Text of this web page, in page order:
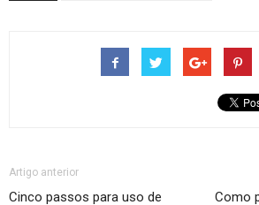
Artigo anterior
Cinco passos para uso de
Como